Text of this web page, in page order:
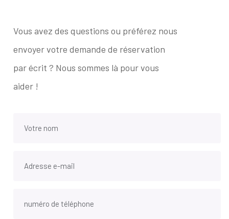
Vous avez des questions ou préférez nous
envoyer votre demande de réservation
par écrit ? Nous sommes là pour vous
aider !